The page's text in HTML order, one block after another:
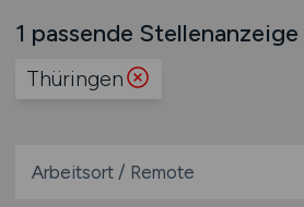
1 passende
Thüringen
Arbeitsort / Remote